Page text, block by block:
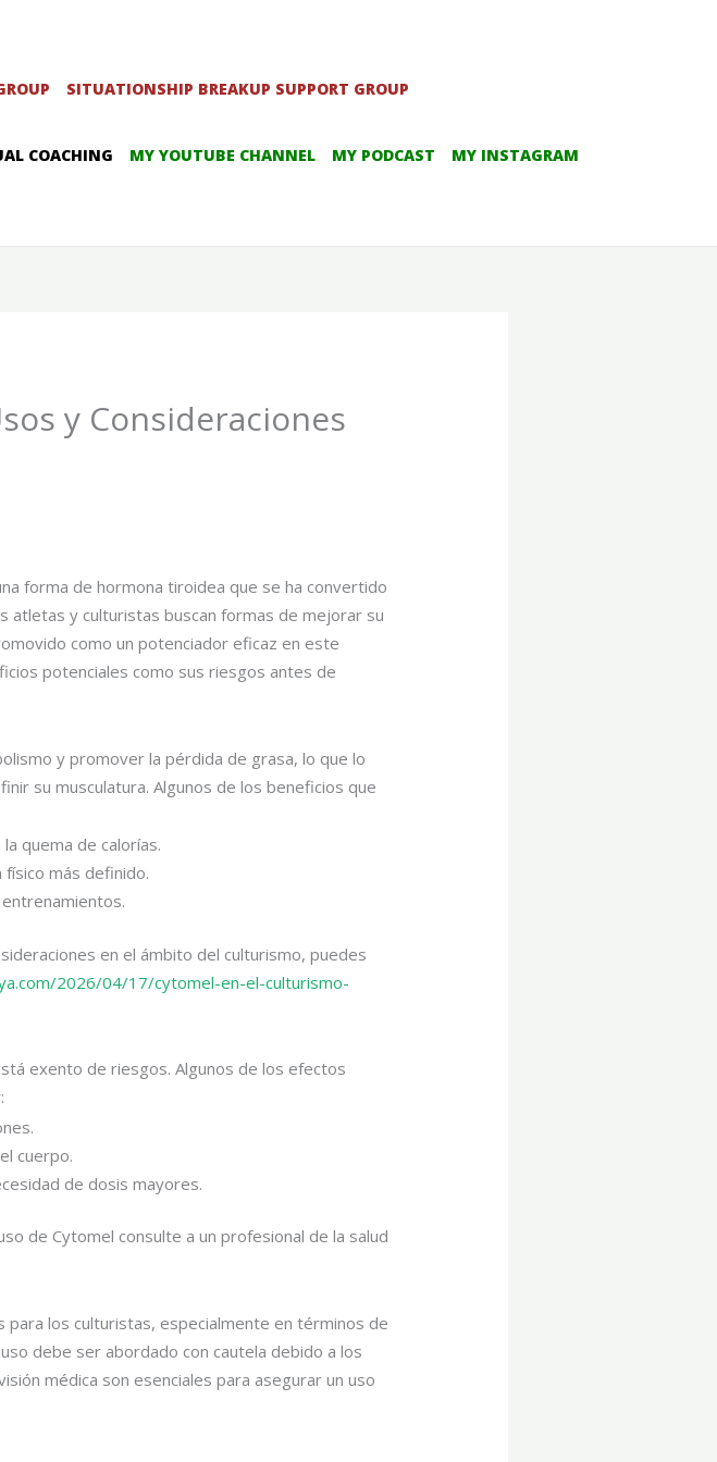
SITUATIONSHIP BREAKUP SUPPORT GROUP
COACHING MY YOUTUBE CHANNEL MY PODCAST MY INSTAGRAM
y Consideraciones
forma de hormona tiroidea que se ha convertido
atletas y culturistas buscan formas de mejorar su
como un potenciador eficaz en este
potenciales como sus riesgos antes de
y promover la pérdida de grasa, lo que lo
su musculatura. Algunos de los beneficios que
quema de calorías.
más definido.
en el ámbito del culturismo, puedes
2026/04/17/cytomel-en-el-culturismo-
exento de riesgos. Algunos de los efectos
cuerpo.
de dosis mayores.
de Cytomel consulte a un profesional de la salud
los culturistas, especialmente en términos de
debe ser abordado con cautela debido a los
médica son esenciales para asegurar un uso